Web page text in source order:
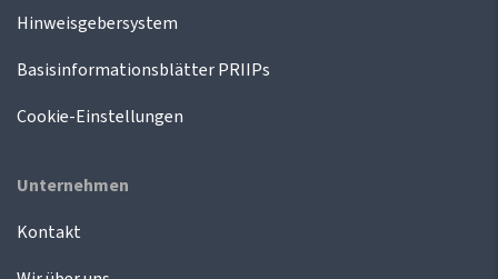
Hinweisgebersystem
Basisinformationsblätter PRIIPs
Cookie-Einstellungen
Unternehmen
Kontakt